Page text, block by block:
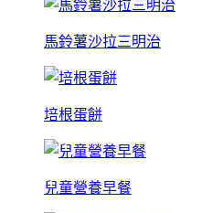
馬鈴薯沙拉三明治
培根蛋餅
兒童營養早餐